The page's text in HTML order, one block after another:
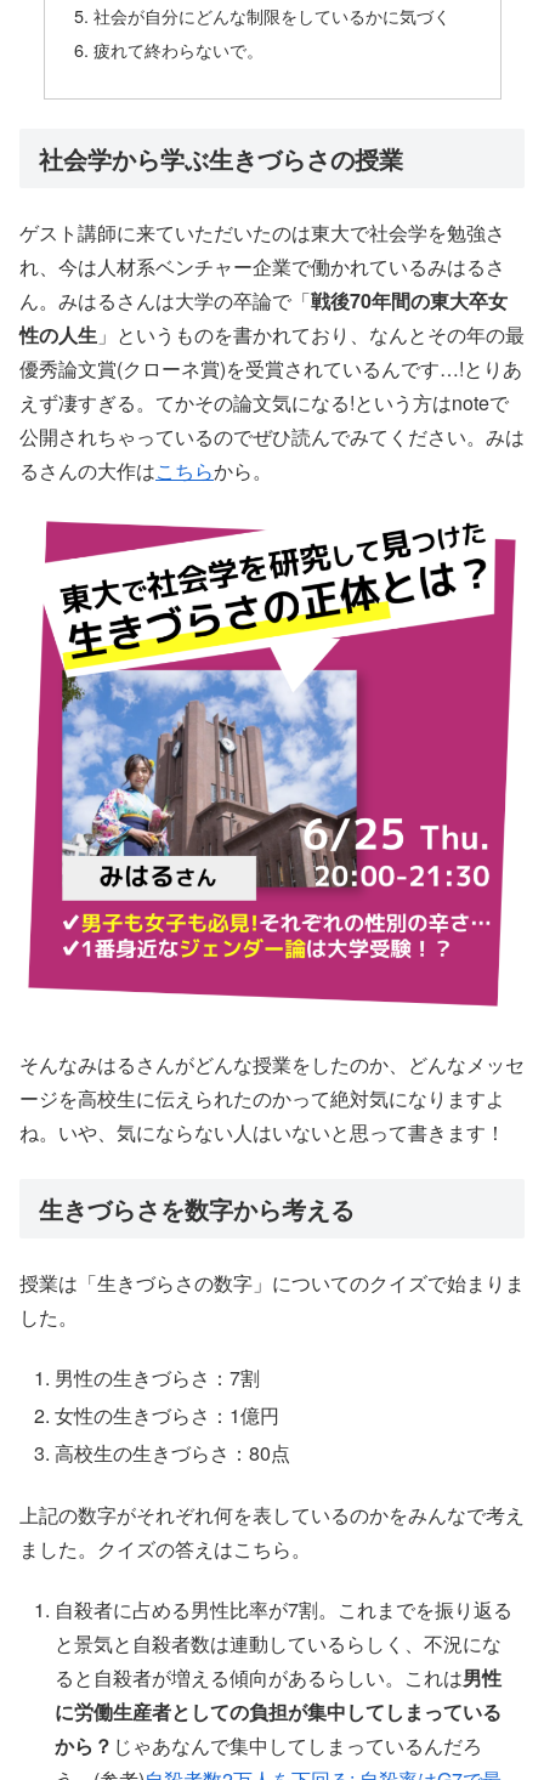
社会が自分にどんな制限をしているかに気づく
疲れて終わらないで。
社会学から学ぶ生きづらさの授業
ゲスト講師に来ていただいたのは東大で社会学を勉強さ
れ、今は人材系ベンチャー企業で働かれているみはるさ
ん。みはるさんは大学の卒論で「戦後70年間の東大卒女
性の人生 」というものを書かれており、なんとその年の最
優秀論文賞(クローネ賞)を受賞されているんです…!とりあ
えず凄すぎる。てかその論文気になる!という方はnoteで
公開されちゃっているのでぜひ読んでみてください。みは
るさんの大作はこちらから。
そんなみはるさんがどんな授業をしたのか、どんなメッセ
ージを高校生に伝えられたのかって絶対気になりますよ
ね。いや、気にならない人はいないと思って書きます！
生きづらさを数字から考える
授業は「生きづらさの数字」についてのクイズで始まりま
した。
男性の生きづらさ：7割
女性の生きづらさ：1億円
高校生の生きづらさ：80点
上記の数字がそれぞれ何を表しているのかをみんなで考え
ました。クイズの答えはこちら。
自殺者に占める男性比率が7割。これまでを振り返る
と景気と自殺者数は連動しているらしく、不況にな
ると自殺者が増える傾向があるらしい。これは男性
に労働生産者としての負担が集中してしまっている
から？ じゃあなんで集中してしまっているんだろ